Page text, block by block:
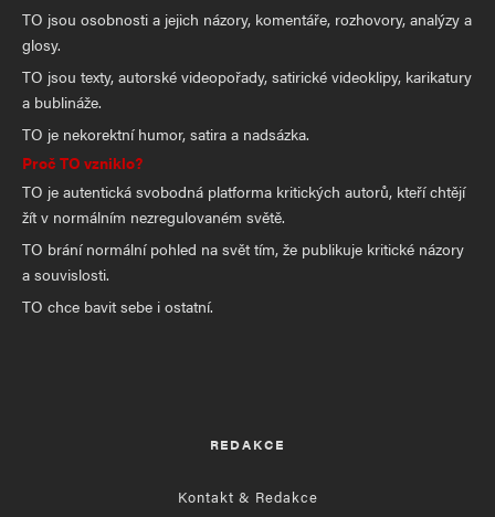
TO jsou osobnosti a jejich názory, komentáře, rozhovory, analýzy a
glosy.
TO jsou texty, autorské videopořady, satirické videoklipy, karikatury
a bublináže.
TO je nekorektní humor, satira a nadsázka.
Proč TO vzniklo?
TO je autentická svobodná platforma kritických autorů, kteří chtějí
žít v normálním nezregulovaném světě.
TO brání normální pohled na svět tím, že publikuje kritické názory
a souvislosti.
TO chce bavit sebe i ostatní.
REDAKCE
Kontakt & Redakce